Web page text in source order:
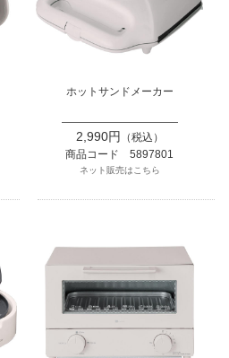
ホットサンドメーカー
2,990円
（税込）
商品コード 5897801
ネット販売はこちら